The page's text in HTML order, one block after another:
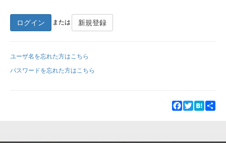
新規登録
ログイン または 新規登録
ユーザ名を忘れた方はこちら
パスワードを忘れた方はこちら
Facebook
TwitterHatena